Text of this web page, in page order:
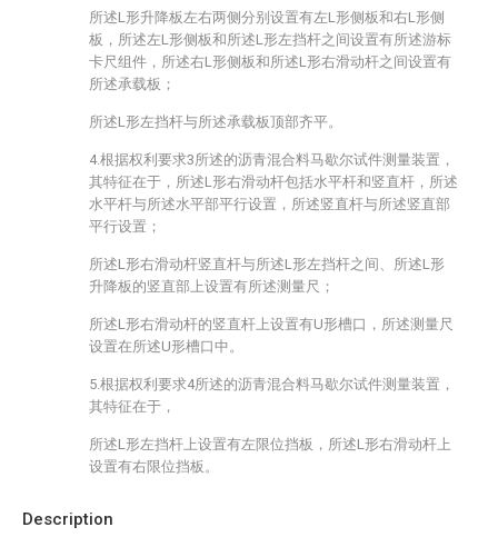
Description
所述L形升降板左右两侧分别设置有左L形侧板和右L形侧
板，所述左L形侧板和所述L形左挡杆之间设置有所述游标
卡尺组件，所述右L形侧板和所述L形右滑动杆之间设置有
所述承载板；
所述L形左挡杆与所述承载板顶部齐平。
4.根据权利要求3所述的沥青混合料马歇尔试件测量装置，
其特征在于，所述L形右滑动杆包括水平杆和竖直杆，所述
水平杆与所述水平部平行设置，所述竖直杆与所述竖直部
平行设置；
所述L形右滑动杆竖直杆与所述L形左挡杆之间、所述L形
升降板的竖直部上设置有所述测量尺；
所述L形右滑动杆的竖直杆上设置有U形槽口，所述测量尺
设置在所述U形槽口中。
5.根据权利要求4所述的沥青混合料马歇尔试件测量装置，
其特征在于，
所述L形左挡杆上设置有左限位挡板，所述L形右滑动杆上
设置有右限位挡板。